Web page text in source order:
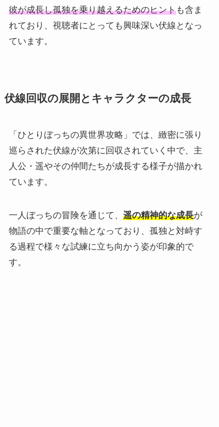
彼が成長し孤独を乗り越えるためのヒントも含ま
れており、視聴者にとっても興味深い伏線となっ
ています。
伏線回収の展開とキャラクターの成長
「ひとりぼっちの異世界攻略」では、緻密に張り
巡らされた伏線が次第に回収されていく中で、主
人公・遥やその仲間たちが成長する様子が描かれ
ています。
一人ぼっちの冒険を通じて、 遥の精神的な成長が
物語の中で重要な軸となっており、孤独と対峙す
る過程で様々な試練に立ち向かう姿が印象的で
す。